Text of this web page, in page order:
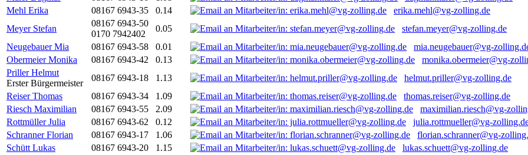
Mehl Erika
08167 6943-35 0.14
erika.mehl@vg-zolling.de
Meyer Stefan
08167 6943-50
0170 7942402
0.05
stefan.meyer@vg-zolling.de
Neugebauer Mia
08167 6943-58 0.01
mia.neugebauer@vg-
Obermeier Monika
08167 6943-42 0.13
monika.obermeier@vg-
Priller Helmut
Erster Bürgermeister
08167 6943-18 1.13
helmut.priller@vg-zolling.de
Reiser Thomas
08167 6943-34 1.09
thomas.reiser@vg-zolling.de
Riesch Maximilian
08167 6943-55 2.09
maximilian.riesch@vg-
Rottmüller Julia
08167 6943-62 0.12
julia.rottmueller@vg-
Schranner Florian
08167 6943-17 1.06
florian.schranner@vg-
Schütt Lukas
08167 6943-20 1.15
lukas.schuett@vg-zolling.de